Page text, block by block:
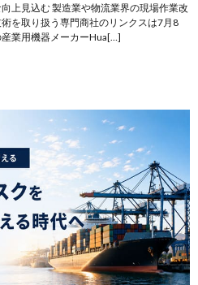
上見込む 製造業や物流業界の現場作業改
を取り扱う専門商社のリンクスは7月8
業用機器メーカーHua[…]